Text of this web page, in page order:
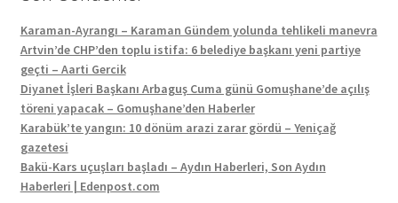
Karaman-Ayrangı – Karaman Gündem yolunda tehlikeli manevra
Artvin’de CHP’den toplu istifa: 6 belediye başkanı yeni partiye
geçti – Aarti Gercik
Diyanet İşleri Başkanı Arbaguş Cuma günü Gomuşhane’de açılış
töreni yapacak – Gomuşhane’den Haberler
Karabük’te yangın: 10 dönüm arazi zarar gördü – Yeniçağ
gazetesi
Bakü-Kars uçuşları başladı – Aydın Haberleri, Son Aydın
Haberleri | Edenpost.com